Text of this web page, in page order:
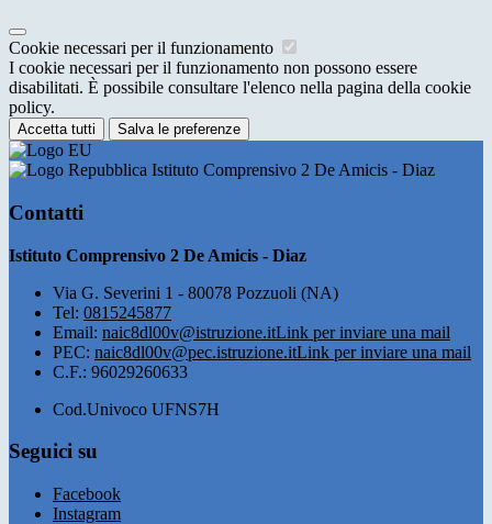
Cookie necessari per il funzionamento
I cookie necessari per il funzionamento non possono essere
disabilitati. È possibile consultare l'elenco nella pagina della cookie
policy.
Accetta tutti Salva le preferenze
Istituto Comprensivo 2 De Amicis - Diaz
Contatti
Istituto Comprensivo 2 De Amicis - Diaz
Via G. Severini 1 - 80078 Pozzuoli (NA)
Tel: 0815245877
Email: naic8dl00v@istruzione.itLink per inviare una mail
PEC: naic8dl00v@pec.istruzione.itLink per inviare una mail
C.F.: 96029260633
Cod.Univoco UFNS7H
Seguici su
Facebook
Instagram